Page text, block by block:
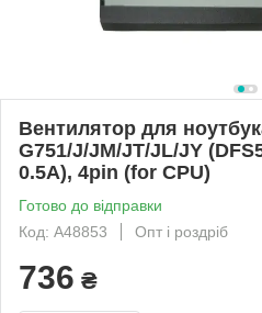
Вентилятор для
G751/J/JM/JT/JL/JY
0.5A), 4pin (for CPU)
Готово до відправки
Код: A48853
Опт і роздріб
736 ₴